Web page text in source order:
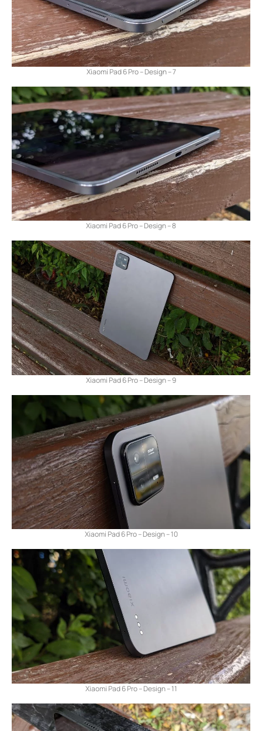
Xiaomi Pad 6 Pro – Design – 7
Xiaomi Pad 6 Pro – Design – 8
Xiaomi Pad 6 Pro – Design – 9
Xiaomi Pad 6 Pro – Design – 10
Xiaomi Pad 6 Pro – Design – 11